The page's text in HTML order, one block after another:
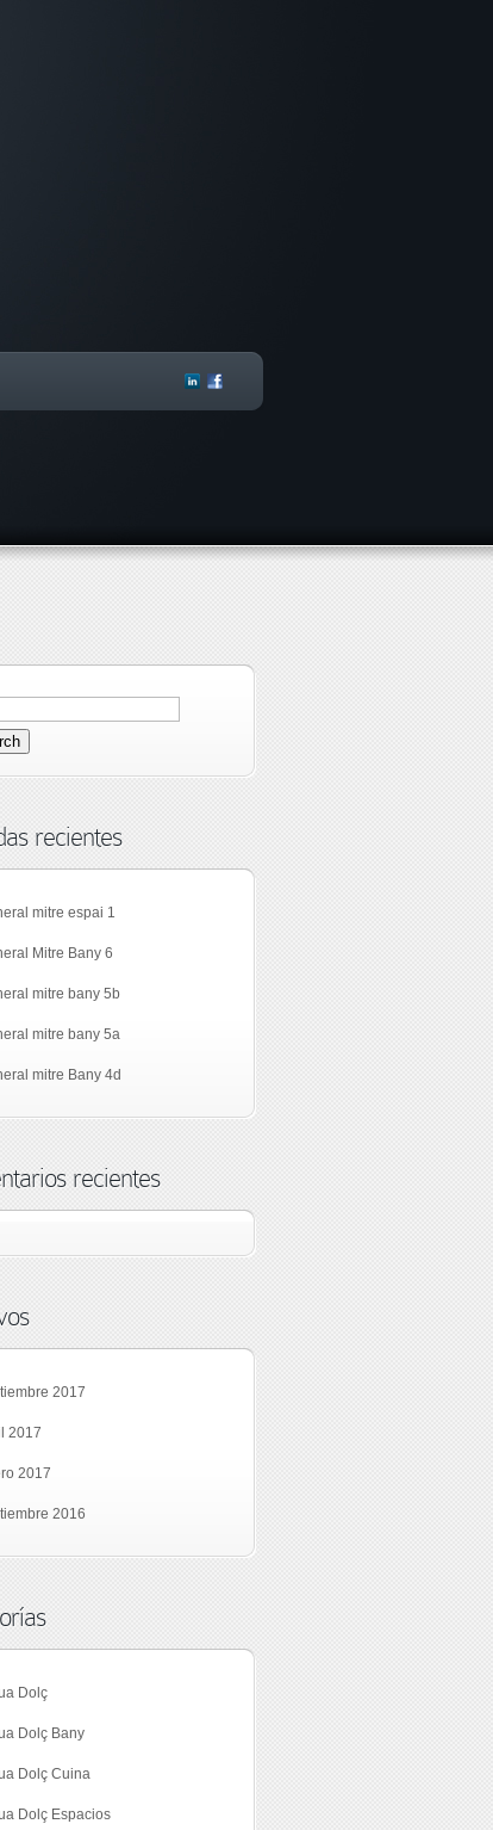
recientes
mitre espai 1
Mitre Bany 6
mitre bany 5b
mitre bany 5a
mitre Bany 4d
recientes
2017
2017
2017
2016
Dolç
Dolç Bany
Dolç Cuina
Dolç Espacios